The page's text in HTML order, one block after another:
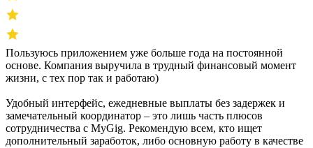
Пользуюсь приложением уже больше года на постоянной
основе. Компания выручила в трудный финансовый момент
жизни, с тех пор так и работаю)
Удобный интерфейс, ежедневные выплаты без задержек и
замечательный координатор – это лишь часть плюсов
сотрудничества с MyGig. Рекомендую всем, кто ищет
дополнительный заработок, либо основную работу в качестве